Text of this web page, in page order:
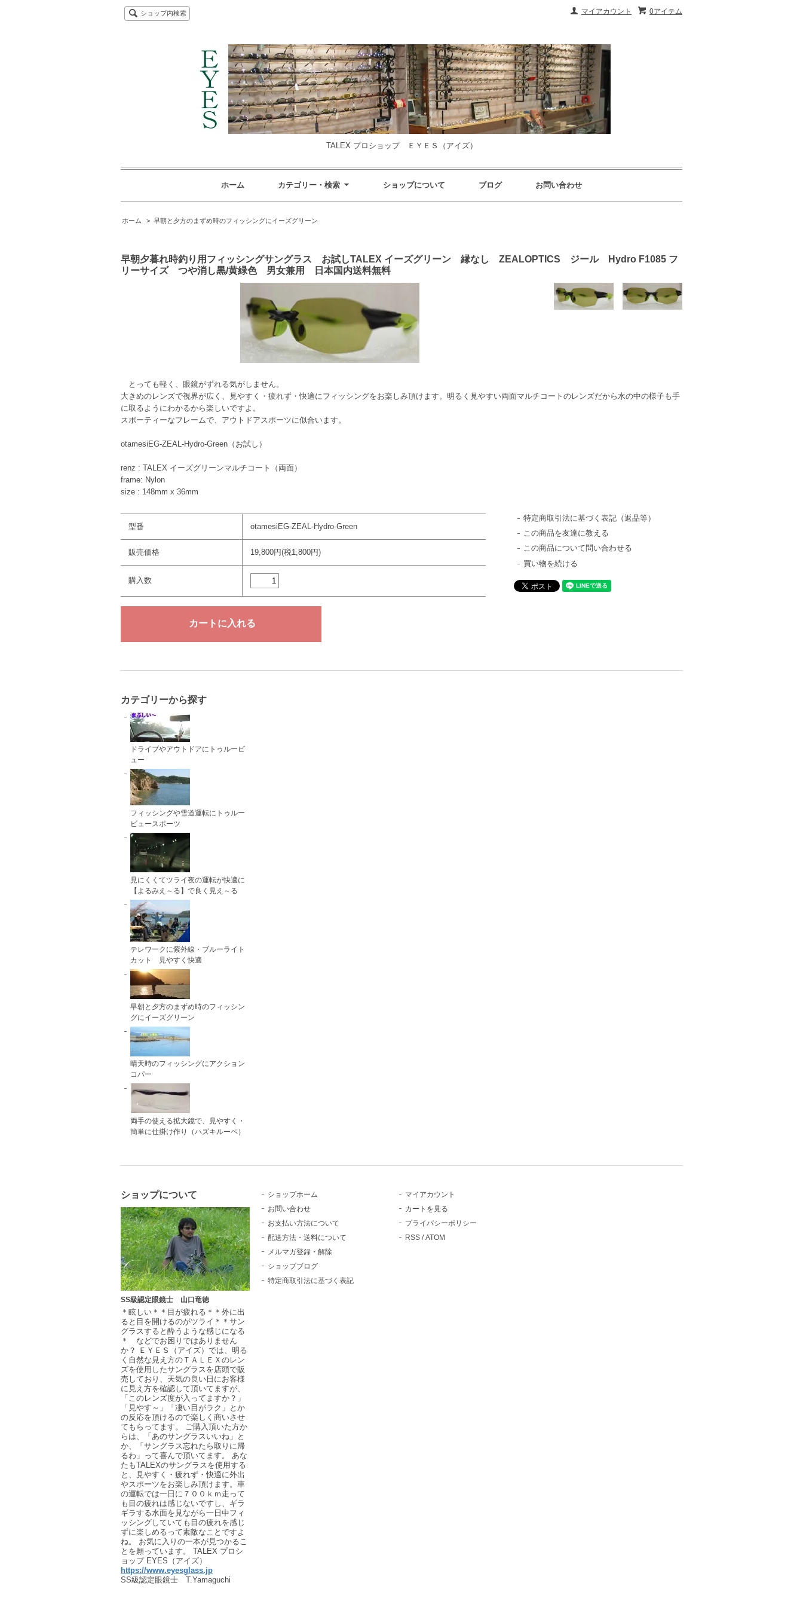
0アイテム
マイアカウント
ショップ内検索
TALEX プロショップ ＥＹＥＳ（アイズ）
ホーム カテゴリー・検索 ショップについて ブログ お問い合わせ
ホーム > 早朝と夕方のまずめ時のフィッシングにイーズグリーン
早朝夕暮れ時釣り用フィッシングサングラス お試しTALEX イーズグリーン 縁なし ZEALOPTICS ジール Hydro F1085 フ
リーサイズ つや消し黒/黄緑色 男女兼用 日本国内送料無料
とっても軽く、眼鏡がずれる気がしません。
大きめのレンズで視界が広く、見やすく・疲れず・快適にフィッシングをお楽しみ頂けます。明るく見やすい両面マルチコートのレンズだから水の中の様子も手
に取るようにわかるから楽しいですよ。
スポーティーなフレームで、アウトドアスポーツに似合います。
otamesiEG-ZEAL-Hydro-Green（お試し）
renz : TALEX イーズグリーンマルチコート（両面）
frame: Nylon
size : 148mm x 36mm
型番 otamesiEG-ZEAL-Hydro-Green
販売価格 19,800円(税1,800円)
購入数
特定商取引法に基づく表記（返品等）
この商品を友達に教える
この商品について問い合わせる
買い物を続ける
カテゴリーから探す
ドライブやアウトドアにトゥルービ
ュー
フィッシングや雪道運転にトゥルー
ビュースポーツ
見にくくてツライ夜の運転が快適に
【よるみえ～る】で良く見え～る
テレワークに紫外線・ブルーライト
カット 見やすく快適
早朝と夕方のまずめ時のフィッシン
グにイーズグリーン
晴天時のフィッシングにアクション
コパー
両手の使える拡大鏡で、見やすく・
簡単に仕掛け作り（ハズキルーペ）
ショップについて
SS級認定眼鏡士 山口竜徳
＊眩しい＊＊目が疲れる＊＊外に出
ると目を開けるのがツライ＊＊サン
グラスすると酔うような感じになる
＊ などでお困りではありません
か？ ＥＹＥＳ（アイズ）では、明る
く自然な見え方のＴＡＬＥＸのレン
ズを使用したサングラスを店頭で販
売しており、天気の良い日にお客様
に見え方を確認して頂いてますが、
「このレンズ度が入ってますか？」
「見やす～」「凄い目がラク」とか
の反応を頂けるので楽しく商いさせ
てもらってます。 ご購入頂いた方か
らは、「あのサングラスいいね」と
か、「サングラス忘れたら取りに帰
るわ」って喜んで頂いてます。 あな
たもTALEXのサングラスを使用する
と、見やすく・疲れず・快適に外出
やスポーツをお楽しみ頂けます。車
の運転では一日に７００ｋｍ走って
も目の疲れは感じないですし、ギラ
ギラする水面を見ながら一日中フィ
ッシングしていても目の疲れを感じ
ずに楽しめるって素敵なことですよ
ね。 お気に入りの一本が見つかるこ
とを願っています。 TALEX プロシ
ョップ EYES（アイズ）
https://www.eyesglass.jp
SS級認定眼鏡士 T.Yamaguchi
ショップホーム
お問い合わせ
お支払い方法について
配送方法・送料について
メルマガ登録・解除
ショップブログ
特定商取引法に基づく表記
マイアカウント
カートを見る
プライバシーポリシー
RSS /ATOM